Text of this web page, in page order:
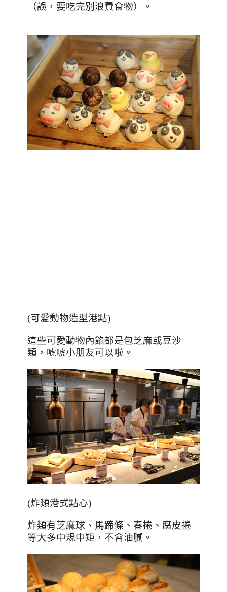
（誤，要吃完別浪費食物）。
(可愛動物造型港點)
這些可愛動物內餡都是包芝麻或豆沙
類，唬唬小朋友可以啦。
(炸類港式點心)
炸類有芝麻球、馬蹄條、春捲、腐皮捲
等大多中規中矩，不會油膩。